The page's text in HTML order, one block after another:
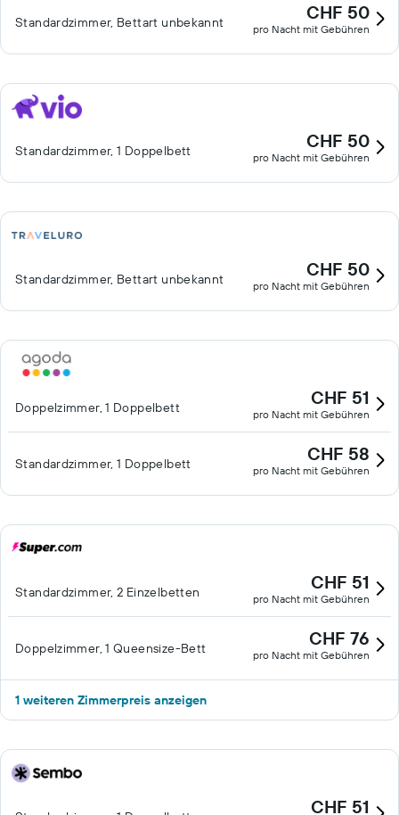
Standardzimmer, Bettart unbekannt CHF 50
pro Nacht mit Gebühren
Standardzimmer, 1 Doppelbett CHF 50
pro Nacht mit Gebühren
Standardzimmer, Bettart unbekannt CHF 50
pro Nacht mit Gebühren
Doppelzimmer, 1 Doppelbett CHF 51
pro Nacht mit Gebühren
Standardzimmer, 1 Doppelbett CHF 58
pro Nacht mit Gebühren
Standardzimmer, 2 Einzelbetten CHF 51
pro Nacht mit Gebühren
Doppelzimmer, 1 Queensize-Bett CHF 76
pro Nacht mit Gebühren
1 weiteren Zimmerpreis anzeigen
CHF 51